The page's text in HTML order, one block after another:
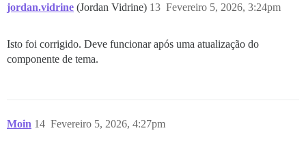
jordan.vidrine (Jordan Vidrine) Fevereiro 5, 2026, 3:24pm
13
Isto foi corrigido. Deve funcionar após uma atualização do
componente de tema.
Moin Fevereiro 5, 2026, 4:27pm
14